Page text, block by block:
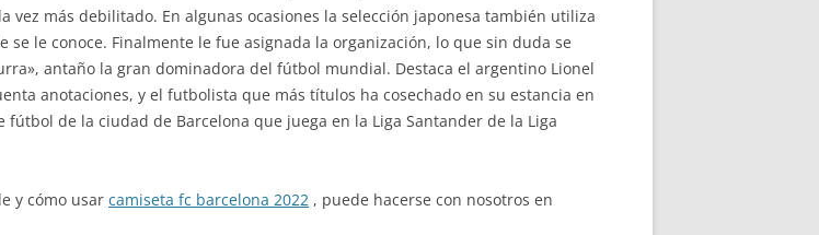
más debilitado. En algunas ocasiones la selección japonesa también utiliza
le conoce. Finalmente le fue asignada la organización, lo que sin duda se
antaño la gran dominadora del fútbol mundial. Destaca el argentino Lionel
anotaciones, y el futbolista que más títulos ha cosechado en su estancia en
de la ciudad de Barcelona que juega en la Liga Santander de la Liga
y cómo usar camiseta fc barcelona 2022 , puede hacerse con nosotros en